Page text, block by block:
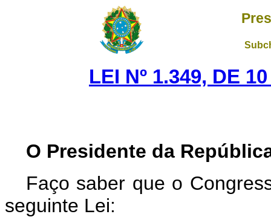
LEI Nº 1.349, DE
O Presidente da
Faço saber que o
seguinte Lei: